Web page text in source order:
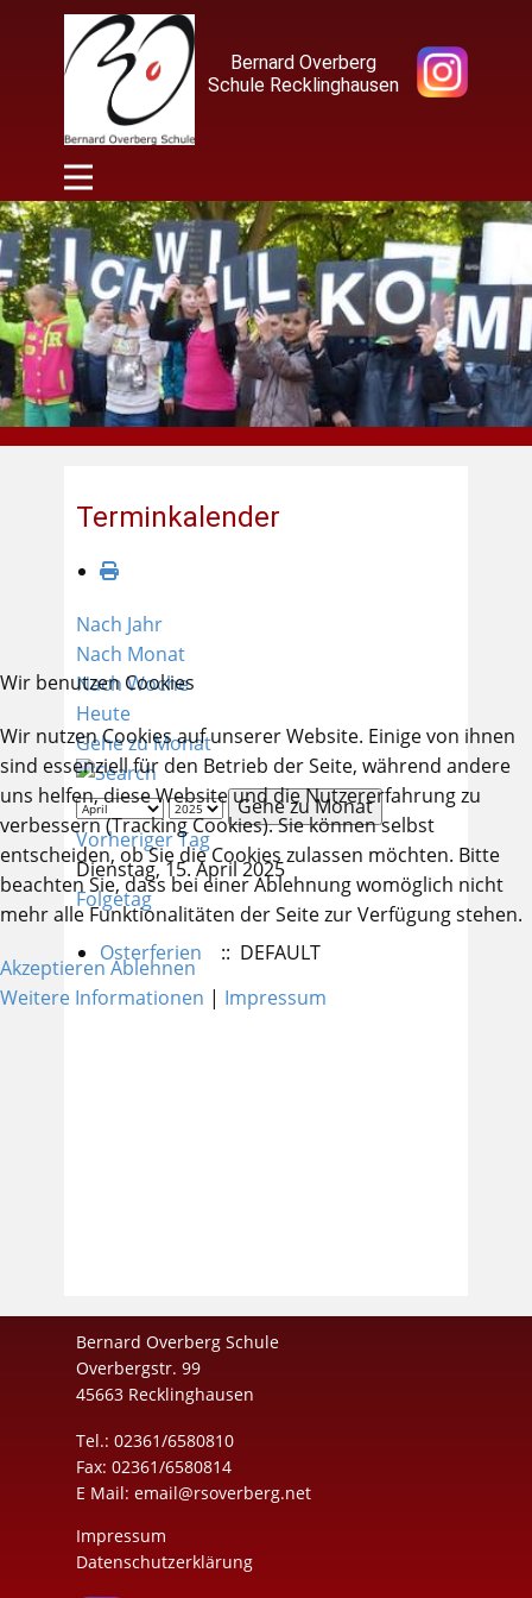
Bernard Overberg
Schule Recklinghausen
Terminkalender
Nach Jahr
Nach Monat
Nach Woche
Heute
Gehe zu Monat
Gehe zu Monat
Vorheriger Tag
Dienstag, 15. April 2025
Folgetag
Osterferien :: DEFAULT
Bernard Overberg Schule
Overbergstr. 99
45663 Recklinghausen
Tel.: 02361/6580810
Fax: 02361/6580814
E Mail: email@rsoverberg.net
Impressum
Datenschutzerklärung
Wir benutzen Cookies
Wir nutzen Cookies auf unserer Website. Einige von ihnen
sind essenziell für den Betrieb der Seite, während andere
uns helfen, diese Website und die Nutzererfahrung zu
verbessern (Tracking Cookies). Sie können selbst
entscheiden, ob Sie die Cookies zulassen möchten. Bitte
beachten Sie, dass bei einer Ablehnung womöglich nicht
mehr alle Funktionalitäten der Seite zur Verfügung stehen.
AkzeptierenAblehnen
Weitere Informationen | Impressum